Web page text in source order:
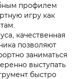
профилем
игру как
качественная
позволяют
заниматься
выступать
быстро